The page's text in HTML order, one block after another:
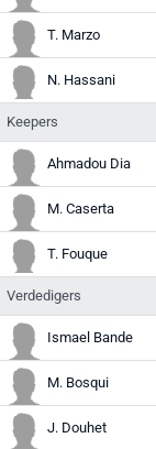
T. Marzo
N. Hassani
Keepers
Ahmadou Dia
M. Caserta
T. Fouque
Verdedigers
Ismael Bande
M. Bosqui
J. Douhet